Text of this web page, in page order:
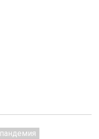
пандемия